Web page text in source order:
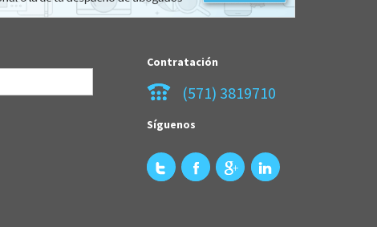
Contratación
(571) 3819710
Síguenos